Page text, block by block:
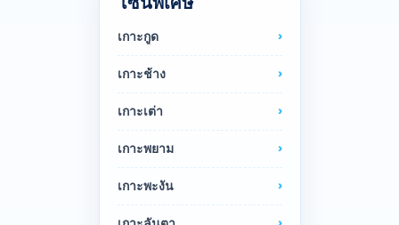
เกาะกูด
เกาะช้าง
เกาะเต่า
เกาะพยาม
เกาะพะงัน